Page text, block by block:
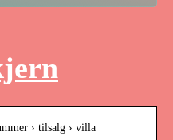
› tilsalg › villa